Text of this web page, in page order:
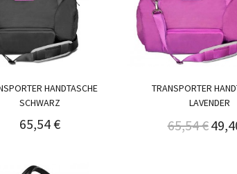
HANDTASCHE
SCHWARZ
65,54 €
TRANSPORTER
LAVENDER
65,54 €